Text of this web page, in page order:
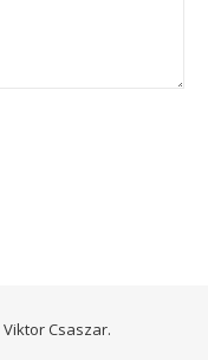
Viktor Csaszar.